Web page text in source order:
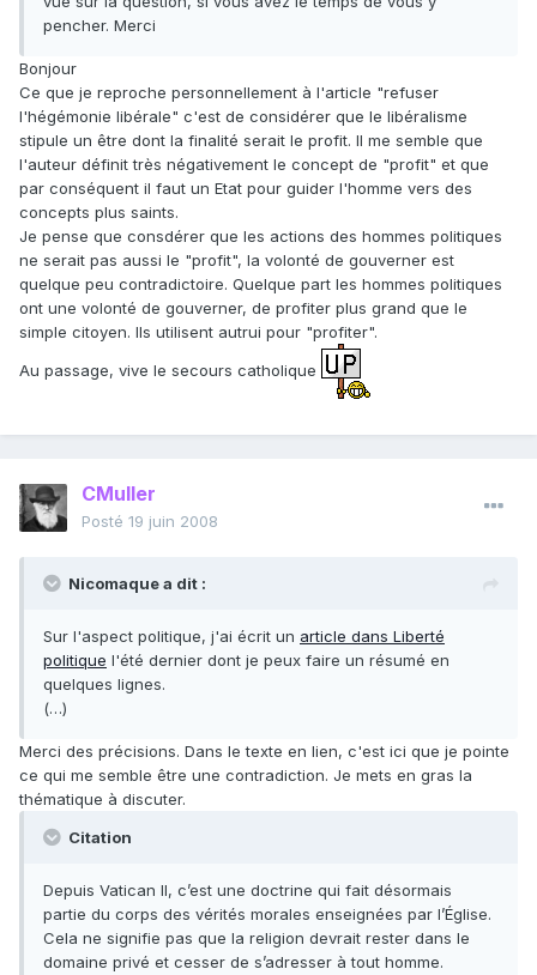
pencher. Merci
Bonjour
Ce que je reproche personnellement à l'article "refuser
l'hégémonie libérale" c'est de considérer que le libéralisme
stipule un être dont la finalité serait le profit. Il me semble que
l'auteur définit très négativement le concept de "profit" et que
par conséquent il faut un Etat pour guider l'homme vers des
concepts plus saints.
Je pense que consdérer que les actions des hommes politiques
ne serait pas aussi le "profit", la volonté de gouverner est
quelque peu contradictoire. Quelque part les hommes politiques
ont une volonté de gouverner, de profiter plus grand que le
simple citoyen. Ils utilisent autrui pour "profiter".
Au passage, vive le secours catholique
CMuller
Posté 19 juin 2008
Nicomaque a dit :
Sur l'aspect politique, j'ai écrit un article dans Liberté
politique l'été dernier dont je peux faire un résumé en
quelques lignes.
(…)
Merci des précisions. Dans le texte en lien, c'est ici que je pointe
ce qui me semble être une contradiction. Je mets en gras la
thématique à discuter.
Citation
Depuis Vatican II, c’est une doctrine qui fait désormais
partie du corps des vérités morales enseignées par l’Église.
Cela ne signifie pas que la religion devrait rester dans le
domaine privé et cesser de s’adresser à tout homme.